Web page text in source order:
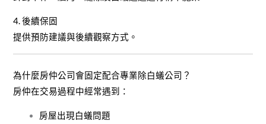
4. 後續保固
提供預防建議與後續觀察方式。
為什麼房仲公司會固定配合專業除白蟻公司？
房仲在交易過程中經常遇到：
房屋出現白蟻問題